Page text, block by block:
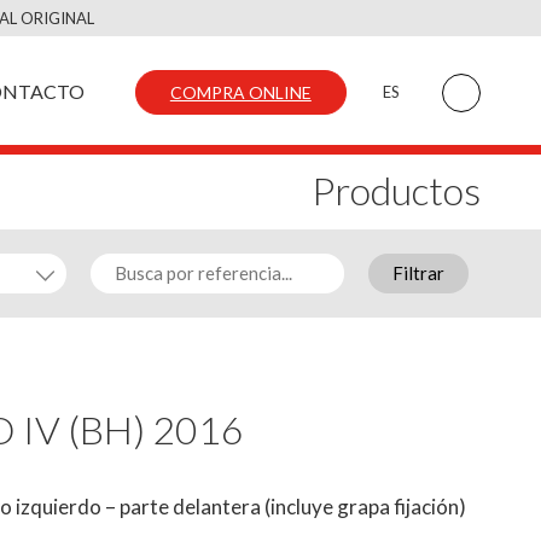
ORIGINAL
COMPRA ONLINE ES
Productos
Filtrar
IV (BH) 2016
izquierdo – parte delantera (incluye grapa fijación)